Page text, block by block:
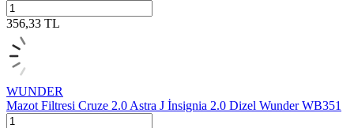
356,33 TL
WUNDER
Mazot Filtresi Cruze 2.0 Astra J İnsignia 2.0 Dizel Wunder WB351